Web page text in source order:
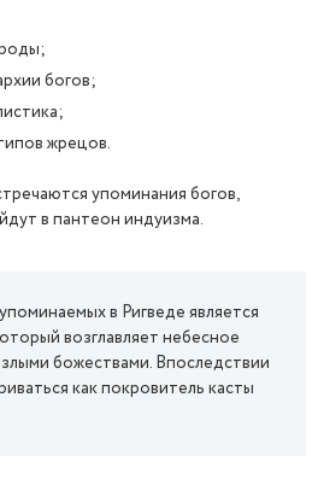
богов;
жрецов.
упоминания богов,
в пантеон индуизма.
в Ригведе является
возглавляет небесное
божествами. Впоследствии
как покровитель касты